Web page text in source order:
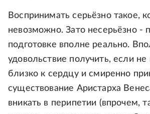
Воспринимать серьёзно такое,
невозможно. Зато несерьёзно -
подготовке вполне реально.
удовольствие получить, если не
близко к сердцу и смиренно
существование Аристарха
вникать в перипетии (впрочем,